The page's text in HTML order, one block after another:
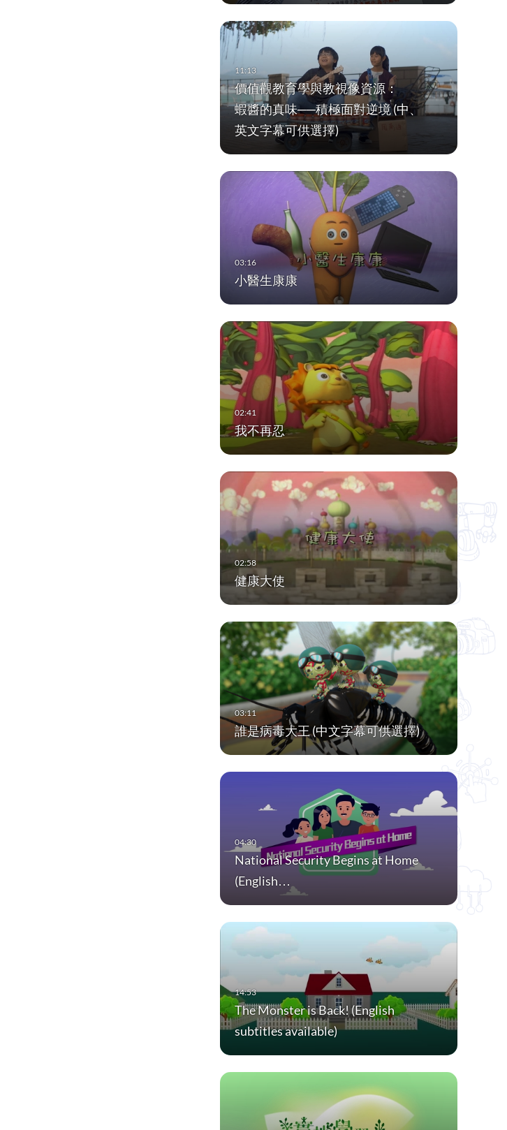
價值觀教育學與教視像資源：
蝦醬的真味──積極面對逆境 (中、
英文字幕可供選擇)
小醫生康康
我不再忍
健康大使
誰是病毒大王 (中文字幕可供選擇)
National Security Begins at Home
(English…
The Monster is Back! (English
subtitles available)